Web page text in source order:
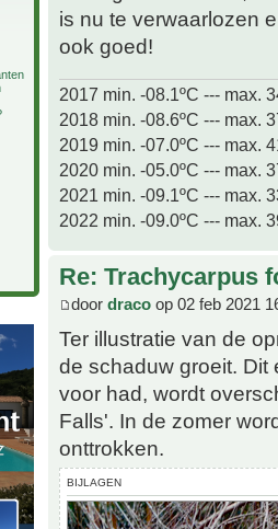
is nu te verwaarlozen
ook goed!
2017 min. -08.1ºC --- max.
2018 min. -08.6ºC --- max.
2019 min. -07.0ºC --- max.
2020 min. -05.0ºC --- max.
2021 min. -09.1ºC --- max.
2022 min. -09.0ºC --- max.
Re: Trachycarpus
door draco op 02 feb 2021
Ter illustratie van de
de schaduw groeit. Dit
voor had, wordt
Falls'. In de zomer
onttrokken.
BIJLAGEN